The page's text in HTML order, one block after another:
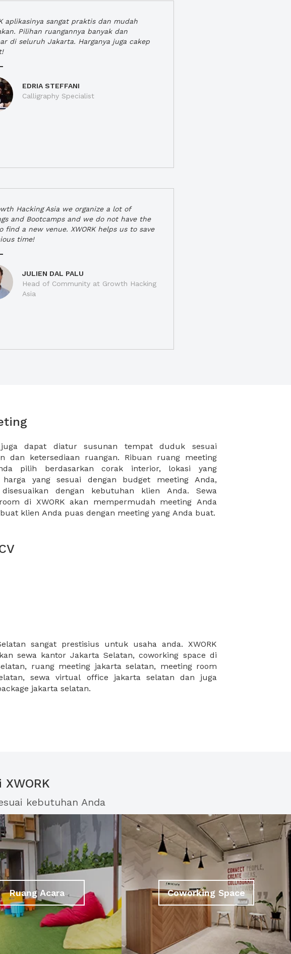
aplikasinya sangat praktis dan mudah
Pilihan ruangannya banyak dan
di seluruh Jakarta. Harganya juga cakep
EDRIA STEFFANI
Calligraphy Specialist
Hacking Asia we organize a lot of
and Bootcamps and we do not have the
find a new venue. XWORK helps us to save
time!
JULIEN DAL PALU
Head of Community at Growth Hacking
Asia
klien Anda puas dengan meeting yang Anda buat.
jakarta selatan.
kebutuhan Anda
Ruang Acara Coworking Space